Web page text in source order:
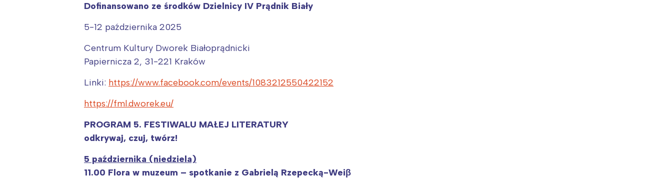
Dofinansowano ze środków Dzielnicy IV Prądnik Biały
5-12 października 2025
Centrum Kultury Dworek Białoprądnicki
Papiernicza 2, 31-221 Kraków
Linki: https://www.facebook.com/events/1083212550422152
https://fml.dworek.eu/
PROGRAM 5. FESTIWALU MAŁEJ LITERATURY
odkrywaj, czuj, twórz!
5 października (niedziela)
11.00 Flora w muzeum – spotkanie z Gabrielą Rzepecką-Weiβ
Wrocław